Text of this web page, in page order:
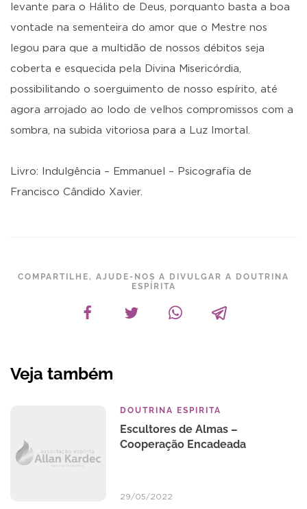
levante para o Hálito de Deus, porquanto basta a boa
vontade na sementeira do amor que o Mestre nos
legou para que a multidão de nossos débitos seja
coberta e esquecida pela Divina Misericórdia,
possibilitando o soerguimento de nosso espírito, até
agora arrojado ao lodo de velhos compromissos com a
sombra, na subida vitoriosa para a Luz Imortal.
Livro: Indulgência – Emmanuel – Psicografia de
Francisco Cândido Xavier.
COMPARTILHE, AJUDE-NOS A DIVULGAR A DOUTRINA
ESPÍRITA
Veja também
DOUTRINA ESPIRITA
Escultores de Almas –
Cooperação Encadeada
29/05/2022